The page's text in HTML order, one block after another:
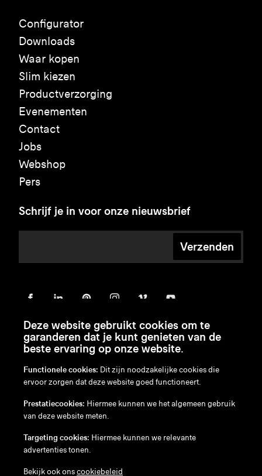
Configurator
Downloads
Waar kopen
Slim kiezen
Productverzorging
Evenementen
Contact
Jobs
Webshop
Pers
Schrijf je in voor onze nieuwsbrief
Verzenden
en/nl/fr/de
Disclaimer
Cookiebeleid
Deze website gebruikt cookies om te
garanderen dat je kunt genieten van de
beste ervaring op onze website.
Functionele cookies: Dit zijn noodzakelijke cookies die
ervoor zorgen dat deze website goed functioneert.
Prestatiecookies: Hiermee kunnen we het algemeen gebruik
van deze website meten.
Targeting cookies: Hiermee kunnen we relevante
advertenties tonen.
Bekijk ook onscookiebeleid